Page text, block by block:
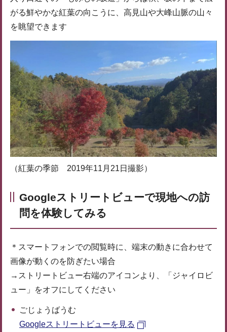
がる鮮やかな紅葉の向こうに、高見山や大峰山脈の山々
を眺望できます
（紅葉の季節 2019年11月21日撮影）
Googleストリートビューで現地への訪
問を体験してみる
＊スマートフォンでの閲覧時に、端末の動きに合わせて
画像が動くのを防ぎたい場合
→ストリートビュー右端のアイコンより、「ジャイロビ
ュー」をオフにしてください
ごじょうばうむ
Googleストリートビューを見る